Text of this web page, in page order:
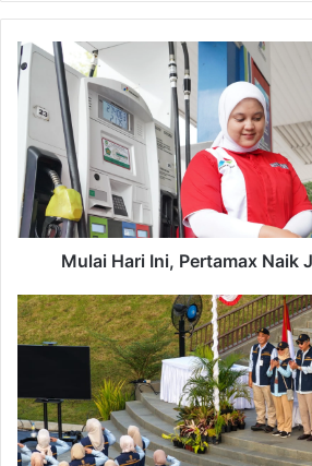
Mulai
Hari
Ini,
Pertamax
Naik
Jadi
Rp
16.250
Mulai Hari Ini, Pertamax Naik
555
Anak
Muda
Jadi
Birokrasi
IKN